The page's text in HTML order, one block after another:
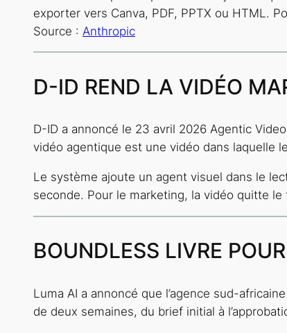
exporter vers Canva, PDF, PPTX ou HTML.
Source : Anthropic
D-ID REND LA VIDÉO
D-ID a annoncé le 23 avril 2026 Agentic
vidéo agentique est une vidéo dans laquelle
Le système ajoute un agent visuel dans le
seconde. Pour le marketing, la vidéo quitte
BOUNDLESS LIVRE
Luma AI a annoncé que l’agence sud-
de deux semaines, du brief initial à